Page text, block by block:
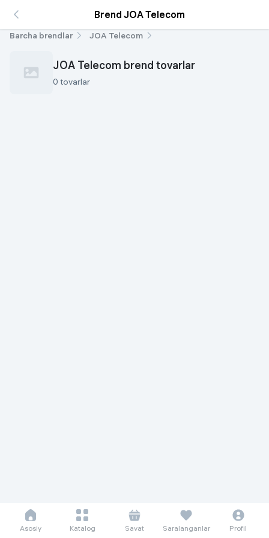
Brend JOA Telecom
Barcha brendlar JOA Telecom
JOA Telecom brend tovarlar
0 tovarlar
Asosiy Katalog Savat Saralanganlar Profil